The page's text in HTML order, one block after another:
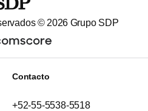
© 2026 Grupo SDP
Contacto
+52-55-5538-5518